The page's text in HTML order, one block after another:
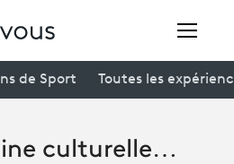
de Sport Toutes les
culturelle…